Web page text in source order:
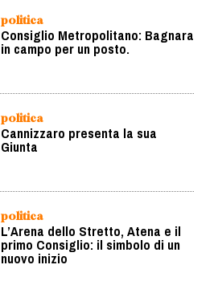
politica
Consiglio Metropolitano: Bagnara
in campo per un posto.
politica
Cannizzaro presenta la sua
Giunta
politica
L’Arena dello Stretto, Atena e il
primo Consiglio: il simbolo di un
nuovo inizio